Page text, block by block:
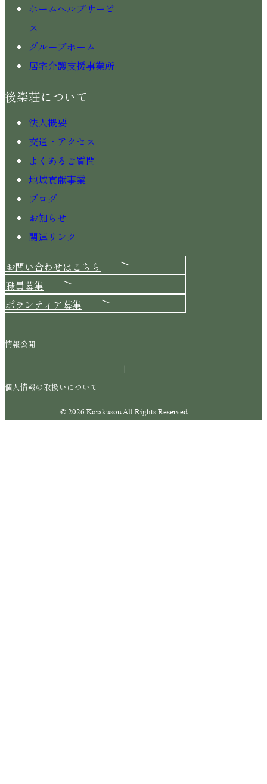
ホームヘルプサービ
ス
グループホーム
居宅介護支援事業所
後楽荘について
法人概要
交通・アクセス
よくあるご質問
地域貢献事業
ブログ
お知らせ
関連リンク
お問い合わせはこちら
職員募集
ボランティア募集
情報公開
|
個人情報の取扱いについて
© 2026 Korakusou All Rights Reserved.